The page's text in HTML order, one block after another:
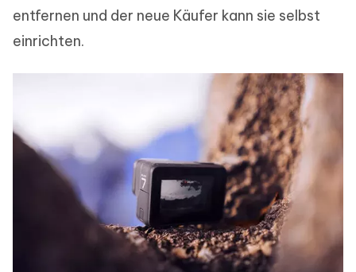
entfernen und der neue Käufer kann sie selbst
einrichten.